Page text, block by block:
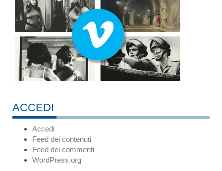
ACCEDI
Accedi
Feed dei contenuti
Feed dei commenti
WordPress.org